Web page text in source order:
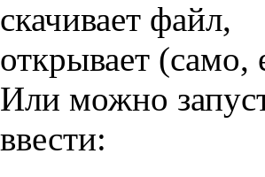
скачивает файл,
открывает
Или можно
ввести: